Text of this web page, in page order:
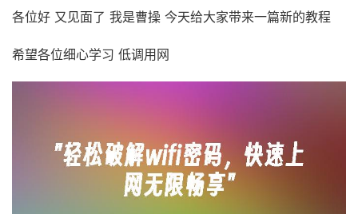
各位好 又见面了 我是曹操 今天给大家带来一篇新的教程
希望各位细心学习 低调用网